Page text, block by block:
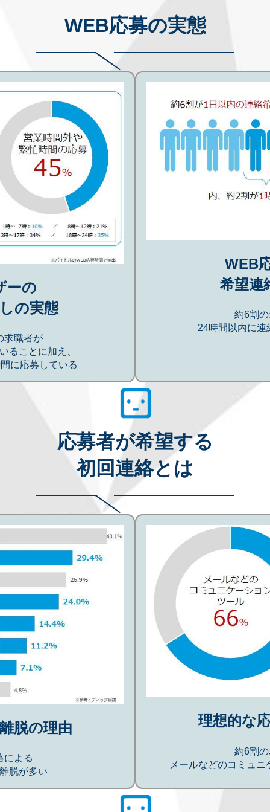
WEB応募の実態
ーの
の実態
求職者が
ることに加え、
に応募している
WEB
希望連
約6割
24時間以内に連
応募者が希望する
初回連絡とは
脱の理由
による
脱が多い
理想的な
約6割
メールなどのコミュ